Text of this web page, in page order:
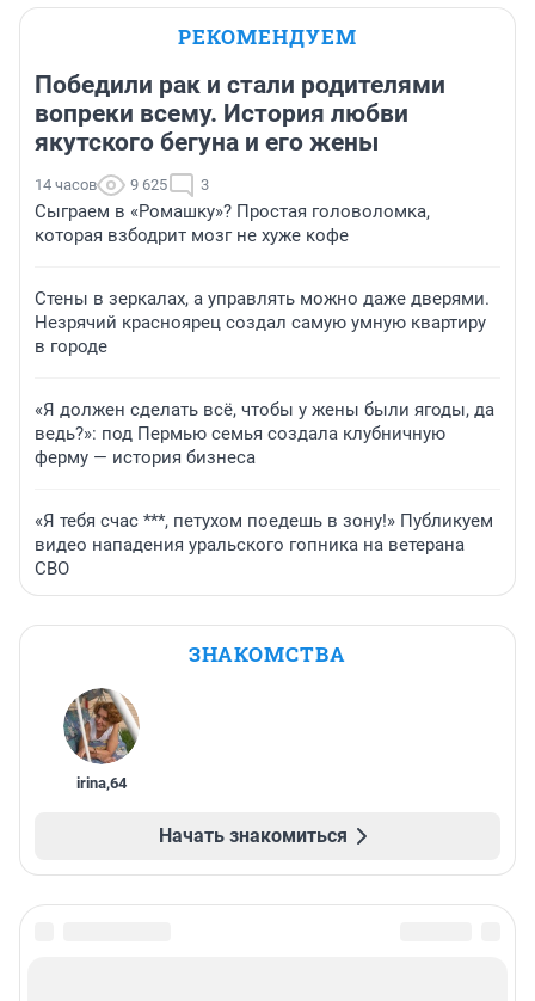
РЕКОМЕНДУЕМ
Победили рак и стали родителями
вопреки всему. История любви
якутского бегуна и его жены
14 часов 9 625 3
Сыграем в «Ромашку»? Простая головоломка,
которая взбодрит мозг не хуже кофе
Стены в зеркалах, а управлять можно даже дверями.
Незрячий красноярец создал самую умную квартиру
в городе
«Я должен сделать всё, чтобы у жены были ягоды, да
ведь?»: под Пермью семья создала клубничную
ферму — история бизнеса
«Я тебя счас ***, петухом поедешь в зону!» Публикуем
видео нападения уральского гопника на ветерана
СВО
ЗНАКОМСТВА
irina,64
Начать знакомиться